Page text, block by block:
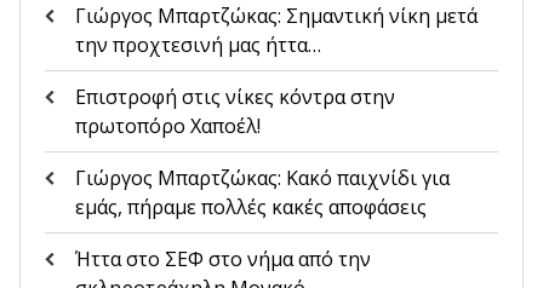
Γιώργος Μπαρτζώκας: Σημαντική νίκη μετά
την προχτεσινή μας ήττα…
Επιστροφή στις νίκες κόντρα στην
πρωτοπόρο Χαποέλ!
Γιώργος Μπαρτζώκας: Κακό παιχνίδι για
εμάς, πήραμε πολλές κακές αποφάσεις
Ήττα στο ΣΕΦ στο νήμα από την